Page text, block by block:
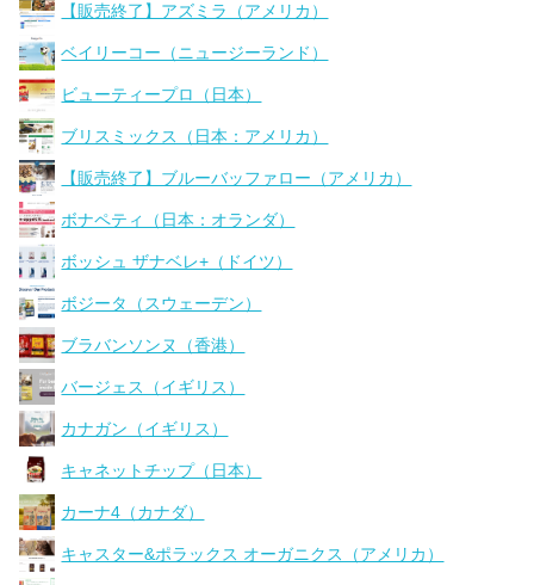
【販売終了】アズミラ（アメリカ）
ベイリーコー（ニュージーランド）
ビューティープロ（日本）
ブリスミックス（日本：アメリカ）
【販売終了】ブルーバッファロー（アメリカ）
ボナペティ（日本：オランダ）
ボッシュ ザナベレ+（ドイツ）
ボジータ（スウェーデン）
ブラバンソンヌ（香港）
バージェス（イギリス）
カナガン（イギリス）
キャネットチップ（日本）
カーナ4（カナダ）
キャスター&ポラックス オーガニクス（アメリカ）